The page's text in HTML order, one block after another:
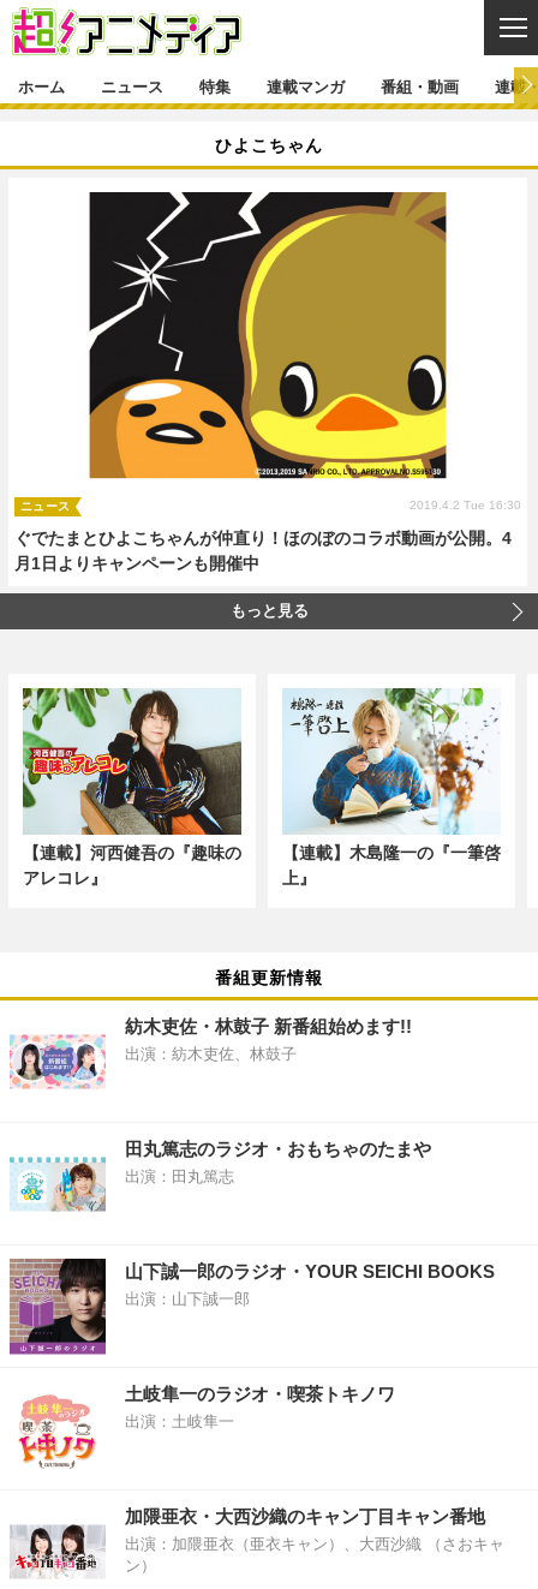
ゲーム・アプリ マンガ
映画
グッズ
声優 コスプレ
舞台 新帝スタ
特集一覧 カバー
インタビュー
ラキりす
連載マンガ一覧
番組・動画一覧
動画
連載・ブログ
連載・ブログ一覧 コラム
編集部ブログ・お知らせ
ホーム ニュース 特集 連載マンガ 番組・動画 連載
ひよこちゃん
ぐでたまとひよこちゃんが仲直り！ほのぼのコラボ動画が公開。4
月1日よりキャンペーンも開催中
ニュース 2019.4.2 Tue 16:30
もっと見る
【連載】河西健吾の『趣味の
アレコレ』
【連載】木島隆一の『一筆啓
上』
番組更新情報
紡木吏佐・林鼓子 新番組始めます!!
出演：紡木吏佐、林鼓子
田丸篤志のラジオ・おもちゃのたまや
出演：田丸篤志
山下誠一郎のラジオ・YOUR SEICHI BOOKS
出演：山下誠一郎
土岐隼一のラジオ・喫茶トキノワ
出演：土岐隼一
加隈亜衣・大西沙織のキャン丁目キャン番地
出演：加隈亜衣（亜衣キャン）、大西沙織 （さおキャ
ン）